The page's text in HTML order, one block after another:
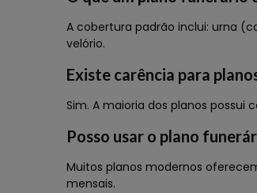
A cobertura padrão inclui: urna
velório.
Existe carência para
Sim. A maioria dos planos possui
Posso usar o plano
Muitos planos modernos
mensais.